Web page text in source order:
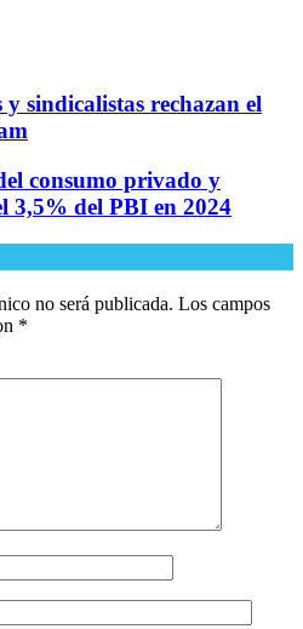
y sindicalistas rechazan el
consumo privado y
3,5% del PBI en 2024
no será publicada. Los campos
*